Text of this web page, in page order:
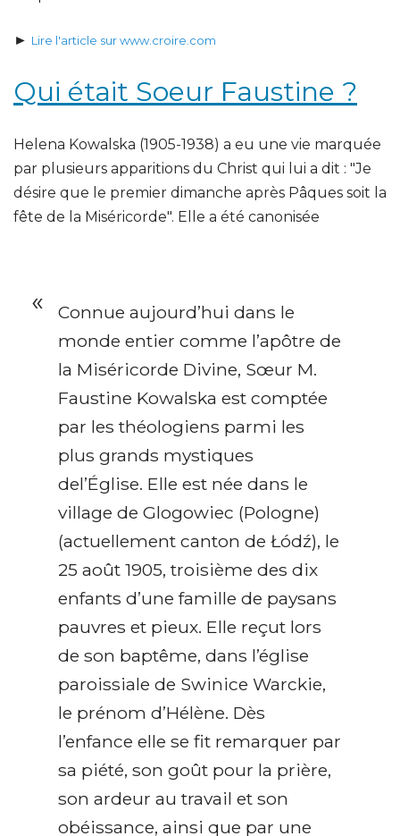
► Lire l'article sur www.croire.com
Qui était Soeur Faustine ?
Helena Kowalska (1905-1938) a eu une vie marquée
par plusieurs apparitions du Christ qui lui a dit : "Je
désire que le premier dimanche après Pâques soit la
fête de la Miséricorde". Elle a été canonisée
Connue aujourd’hui dans le
monde entier comme l’apôtre de
la Miséricorde Divine, Sœur M.
Faustine Kowalska est comptée
par les théologiens parmi les
plus grands mystiques
del’Église. Elle est née dans le
village de Glogowiec (Pologne)
(actuellement canton de Łódź), le
25 août 1905, troisième des dix
enfants d’une famille de paysans
pauvres et pieux. Elle reçut lors
de son baptême, dans l’église
paroissiale de Swinice Warckie,
le prénom d’Hélène. Dès
l’enfance elle se fit remarquer par
sa piété, son goût pour la prière,
son ardeur au travail et son
obéissance, ainsi que par une